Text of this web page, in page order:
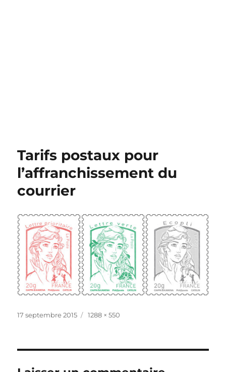
Tarifs postaux pour
l’affranchissement du
courrier
Publié
17 septembre 2015
Taille
1288 × 550